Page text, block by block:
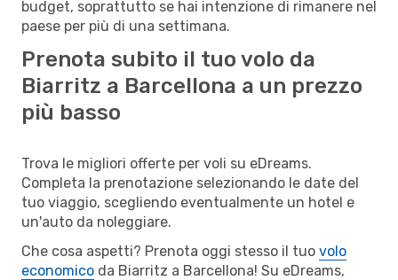
budget, soprattutto se hai intenzione di rimanere nel
paese per più di una settimana.
Prenota subito il tuo volo da
Biarritz a Barcellona a un prezzo
più basso
Trova le migliori offerte per voli su eDreams.
Completa la prenotazione selezionando le date del
tuo viaggio, scegliendo eventualmente un hotel e
un'auto da noleggiare.
Che cosa aspetti? Prenota oggi stesso il tuo volo
economico da Biarritz a Barcellona! Su eDreams,